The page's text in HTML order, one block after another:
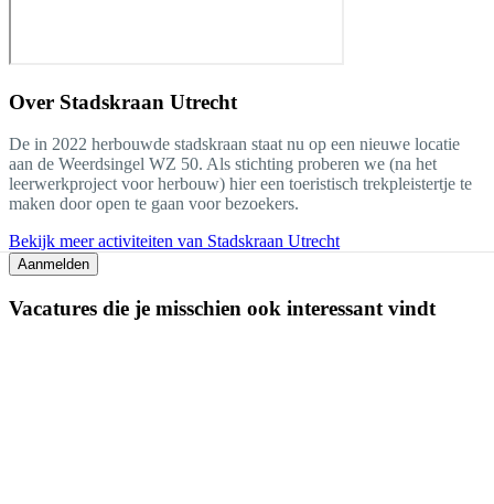
Over Stadskraan Utrecht
De in 2022 herbouwde stadskraan staat nu op een nieuwe locatie
aan de Weerdsingel WZ 50. Als stichting proberen we (na het
leerwerkproject voor herbouw) hier een toeristisch trekpleistertje te
maken door open te gaan voor bezoekers.
Bekijk meer activiteiten van Stadskraan Utrecht
Aanmelden
Vacatures die je misschien ook interessant vindt